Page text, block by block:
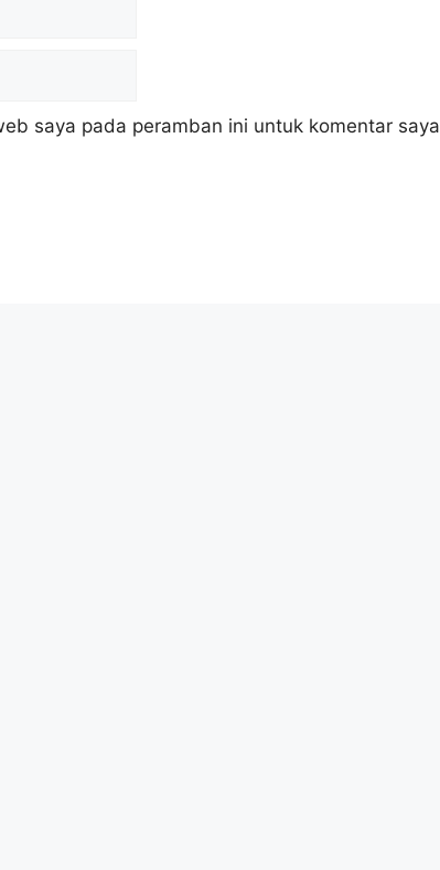
saya pada peramban ini untuk komentar saya